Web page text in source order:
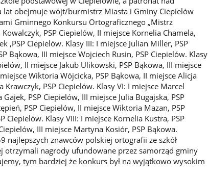
obejmuje wójt/burmistrz Miasta i Gminy Ciepielów
Gminnego Konkursu Ortograficznego „Mistrz
PSP Ciepielów, II miejsce Kornelia Chamela,
,PSP Ciepielów. Klasy III: I miejsce Julian Miller, PSP
Bąkowa, III miejsce Wojciech Rusin, PSP Ciepielów. Klasy
II miejsce Jakub Ulikowski, PSP Bąkowa, III miejsce
Wiktoria Wójcicka, PSP Bąkowa, II miejsce Alicja
Krawczyk, PSP Ciepielów. Klasy VI: I miejsce Marcel
PSP Ciepielów, III miejsce Julia Bugajska, PSP
PSP Ciepielów, II miejsce Wiktoria Mazan, PSP
Ciepielów. Klasy VIII: I miejsce Kornelia Kustra, PSP
III miejsce Martyna Kosiór, PSP Bąkowa.
najlepszych znawców polskiej ortografii ze szkół
otrzymali nagrody ufundowane przez samorząd gminy
tym bardziej że konkurs był na wyjątkowo wysokim